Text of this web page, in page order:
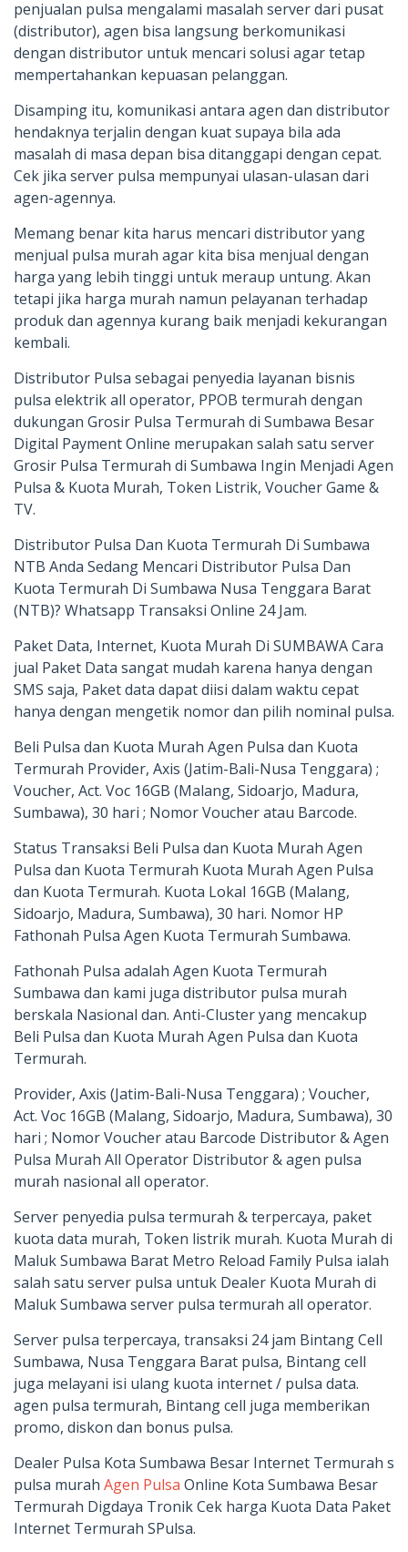
penjualan pulsa mengalami masalah server dari pusat
(distributor), agen bisa langsung berkomunikasi
dengan distributor untuk mencari solusi agar tetap
mempertahankan kepuasan pelanggan.
Disamping itu, komunikasi antara agen dan distributor
hendaknya terjalin dengan kuat supaya bila ada
masalah di masa depan bisa ditanggapi dengan cepat.
Cek jika server pulsa mempunyai ulasan-ulasan dari
agen-agennya.
Memang benar kita harus mencari distributor yang
menjual pulsa murah agar kita bisa menjual dengan
harga yang lebih tinggi untuk meraup untung. Akan
tetapi jika harga murah namun pelayanan terhadap
produk dan agennya kurang baik menjadi kekurangan
kembali.
Distributor Pulsa sebagai penyedia layanan bisnis
pulsa elektrik all operator, PPOB termurah dengan
dukungan Grosir Pulsa Termurah di Sumbawa Besar
Digital Payment Online merupakan salah satu server
Grosir Pulsa Termurah di Sumbawa Ingin Menjadi Agen
Pulsa & Kuota Murah, Token Listrik, Voucher Game &
TV.
Distributor Pulsa Dan Kuota Termurah Di Sumbawa
NTB Anda Sedang Mencari Distributor Pulsa Dan
Kuota Termurah Di Sumbawa Nusa Tenggara Barat
(NTB)? Whatsapp Transaksi Online 24 Jam.
Paket Data, Internet, Kuota Murah Di SUMBAWA Cara
jual Paket Data sangat mudah karena hanya dengan
SMS saja, Paket data dapat diisi dalam waktu cepat
hanya dengan mengetik nomor dan pilih nominal pulsa.
Beli Pulsa dan Kuota Murah Agen Pulsa dan Kuota
Termurah Provider, Axis (Jatim-Bali-Nusa Tenggara) ;
Voucher, Act. Voc 16GB (Malang, Sidoarjo, Madura,
Sumbawa), 30 hari ; Nomor Voucher atau Barcode.
Status Transaksi Beli Pulsa dan Kuota Murah Agen
Pulsa dan Kuota Termurah Kuota Murah Agen Pulsa
dan Kuota Termurah. Kuota Lokal 16GB (Malang,
Sidoarjo, Madura, Sumbawa), 30 hari. Nomor HP
Fathonah Pulsa Agen Kuota Termurah Sumbawa.
Fathonah Pulsa adalah Agen Kuota Termurah
Sumbawa dan kami juga distributor pulsa murah
berskala Nasional dan. Anti-Cluster yang mencakup
Beli Pulsa dan Kuota Murah Agen Pulsa dan Kuota
Termurah.
Provider, Axis (Jatim-Bali-Nusa Tenggara) ; Voucher,
Act. Voc 16GB (Malang, Sidoarjo, Madura, Sumbawa), 30
hari ; Nomor Voucher atau Barcode Distributor & Agen
Pulsa Murah All Operator Distributor & agen pulsa
murah nasional all operator.
Server penyedia pulsa termurah & terpercaya, paket
kuota data murah, Token listrik murah. Kuota Murah di
Maluk Sumbawa Barat Metro Reload Family Pulsa ialah
salah satu server pulsa untuk Dealer Kuota Murah di
Maluk Sumbawa server pulsa termurah all operator.
Server pulsa terpercaya, transaksi 24 jam Bintang Cell
Sumbawa, Nusa Tenggara Barat pulsa, Bintang cell
juga melayani isi ulang kuota internet / pulsa data.
agen pulsa termurah, Bintang cell juga memberikan
promo, diskon dan bonus pulsa.
Dealer Pulsa Kota Sumbawa Besar Internet Termurah s
pulsa murah Agen Pulsa Online Kota Sumbawa Besar
Termurah Digdaya Tronik Cek harga Kuota Data Paket
Internet Termurah SPulsa.